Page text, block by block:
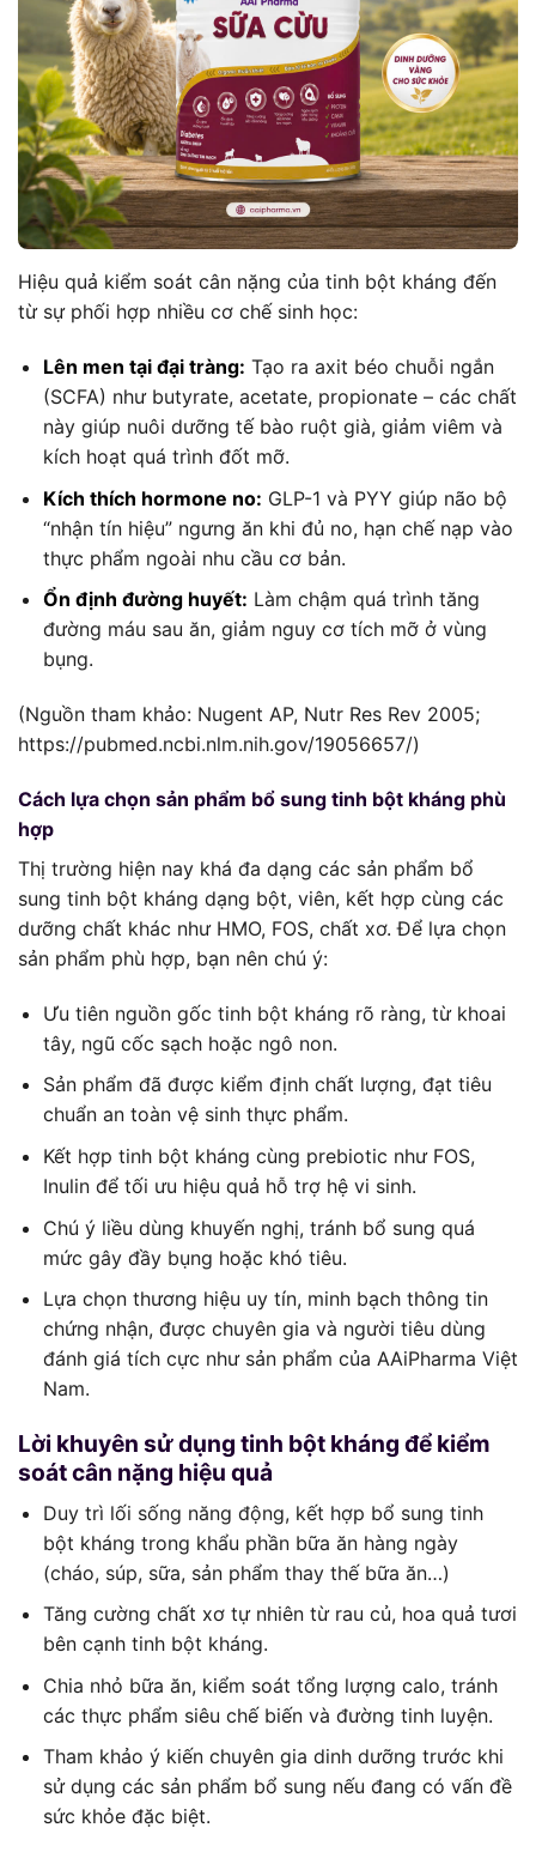
Hiệu quả kiểm soát cân nặng của tinh bột kháng đến
từ sự phối hợp nhiều cơ chế sinh học:
Lên men tại đại tràng: Tạo ra axit béo chuỗi ngắn
(SCFA) như butyrate, acetate, propionate – các chất
này giúp nuôi dưỡng tế bào ruột già, giảm viêm và
kích hoạt quá trình đốt mỡ.
Kích thích hormone no: GLP-1 và PYY giúp não bộ
“nhận tín hiệu” ngưng ăn khi đủ no, hạn chế nạp vào
thực phẩm ngoài nhu cầu cơ bản.
Ổn định đường huyết: Làm chậm quá trình tăng
đường máu sau ăn, giảm nguy cơ tích mỡ ở vùng
bụng.
(Nguồn tham khảo: Nugent AP, Nutr Res Rev 2005;
https://pubmed.ncbi.nlm.nih.gov/19056657/)
Cách lựa chọn sản phẩm bổ sung tinh bột kháng phù
hợp
Thị trường hiện nay khá đa dạng các sản phẩm bổ
sung tinh bột kháng dạng bột, viên, kết hợp cùng các
dưỡng chất khác như HMO, FOS, chất xơ. Để lựa chọn
sản phẩm phù hợp, bạn nên chú ý:
Ưu tiên nguồn gốc tinh bột kháng rõ ràng, từ khoai
tây, ngũ cốc sạch hoặc ngô non.
Sản phẩm đã được kiểm định chất lượng, đạt tiêu
chuẩn an toàn vệ sinh thực phẩm.
Kết hợp tinh bột kháng cùng prebiotic như FOS,
Inulin để tối ưu hiệu quả hỗ trợ hệ vi sinh.
Chú ý liều dùng khuyến nghị, tránh bổ sung quá
mức gây đầy bụng hoặc khó tiêu.
Lựa chọn thương hiệu uy tín, minh bạch thông tin
chứng nhận, được chuyên gia và người tiêu dùng
đánh giá tích cực như sản phẩm của AAiPharma Việt
Nam.
Lời khuyên sử dụng tinh bột kháng để kiểm
soát cân nặng hiệu quả
Duy trì lối sống năng động, kết hợp bổ sung tinh
bột kháng trong khẩu phần bữa ăn hàng ngày
(cháo, súp, sữa, sản phẩm thay thế bữa ăn…)
Tăng cường chất xơ tự nhiên từ rau củ, hoa quả tươi
bên cạnh tinh bột kháng.
Chia nhỏ bữa ăn, kiểm soát tổng lượng calo, tránh
các thực phẩm siêu chế biến và đường tinh luyện.
Tham khảo ý kiến chuyên gia dinh dưỡng trước khi
sử dụng các sản phẩm bổ sung nếu đang có vấn đề
sức khỏe đặc biệt.